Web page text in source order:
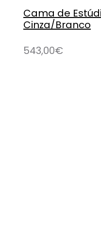
Cama de
Cinza/Branco
543,00€